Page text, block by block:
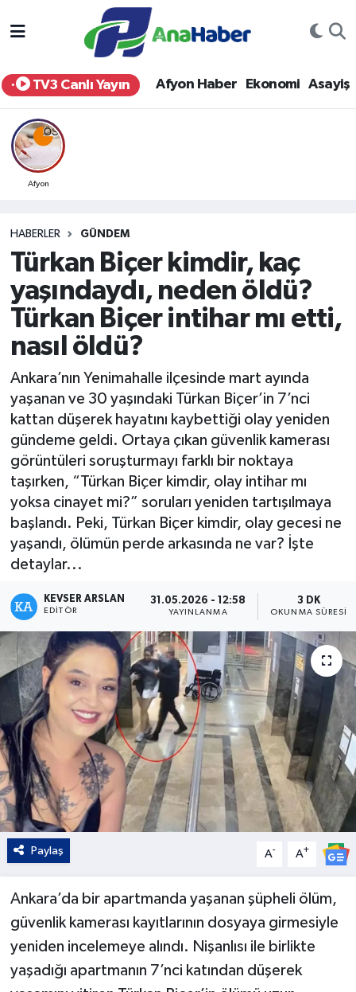
TV3 Canlı Yayın Afyon Haber Ekonomi Asayiş
Afyon
HABERLER GÜNDEM
Türkan Biçer kimdir, kaç
yaşındaydı, neden öldü?
Türkan Biçer intihar mı etti,
nasıl öldü?
Ankara’nın Yenimahalle ilçesinde mart ayında
yaşanan ve 30 yaşındaki Türkan Biçer’in 7’nci
kattan düşerek hayatını kaybettiği olay yeniden
gündeme geldi. Ortaya çıkan güvenlik kamerası
görüntüleri soruşturmayı farklı bir noktaya
taşırken, “Türkan Biçer kimdir, olay intihar mı
yoksa cinayet mi?” soruları yeniden tartışılmaya
başlandı. Peki, Türkan Biçer kimdir, olay gecesi ne
yaşandı, ölümün perde arkasında ne var? İşte
detaylar...
KEVSER ARSLAN
EDITÖR
31.05.2026 - 12:58
YAYINLANMA
3 DK
OKUNMA SÜRESI
Paylaş A- A+
Ankara’da bir apartmanda yaşanan şüpheli ölüm,
güvenlik kamerası kayıtlarının dosyaya girmesiyle
yeniden incelemeye alındı. Nişanlısı ile birlikte
yaşadığı apartmanın 7’nci katından düşerek
Yurt Haber
Afyon Haber
Ekonomi
Siyaset
Eğitim
Sağlık
Teknoloji
Kültür - Sanat
Yaşam
Afyonkarahisar Nöbetçi Eczaneler
Afyonkarahisar Hava Durumu
Afyonkarahisar Namaz Vakitleri
Afyonkarahisar Trafik Yoğunluk Haritası
Tüm Manşetler
Son Dakika Haberleri
Haber Arşivi